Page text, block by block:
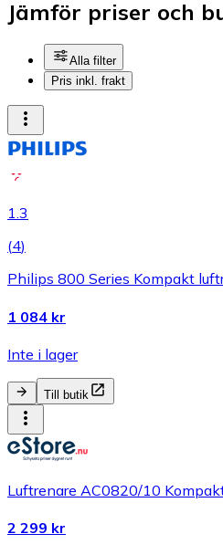
Jämför priser och
Alla filter
Pris inkl. frakt
1.3
(4)
Philips 800 Series Kompakt
1 084 kr
Inte i lager
Till butik
Luftrenare AC0820/10
2 299 kr